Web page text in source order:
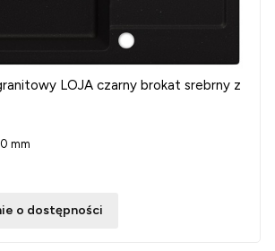
LOJA czarny brokat srebrny z
mm
o dostępności